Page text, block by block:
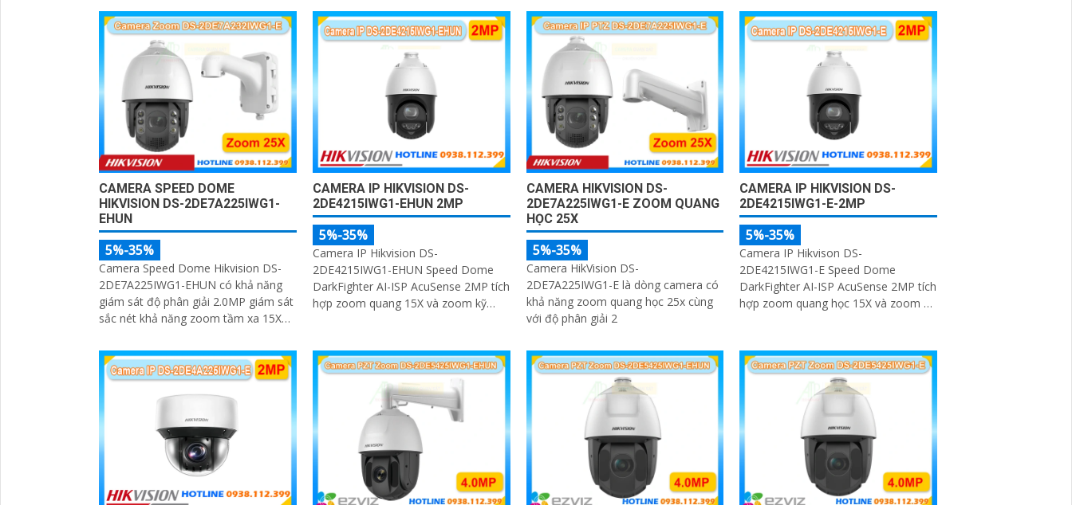
hình ảnh rõ nét ngày đêm
phương tiện chính xát bên cạnh đó là
c và loa dược tích hợp mang đến trãi
nghiệm giám sát có âm thanh
CAMERA SPEED DOME
HIKVISION DS-2DE7A225IWG1-
EHUN
5%-35%
Camera Speed Dome Hikvision DS-
2DE7A225IWG1-EHUN có khả năng
giám sát độ phân giải 2.0MP giám sát
sắc nét khả năng zoom tầm xa 15X
CAMERA IP HIKVISION DS-
2DE4215IWG1-EHUN 2MP
5%-35%
Camera IP Hikvision DS-
2DE4215IWG1-EHUN Speed Dome
DarkFighter AI-ISP AcuSense 2MP tích
hợp zoom quang 15X và zoom kỹ
CAMERA HIKVISION DS-
2DE7A225IWG1-E ZOOM QUANG
HỌC 25X
5%-35%
Camera HikVision DS-
2DE7A225IWG1-E là dòng camera có
khả năng zoom quang học 25x cùng
với độ phân giải 2
CAMERA IP HIKVISION DS-
2DE4215IWG1-E-2MP
5%-35%
Camera IP Hikvison DS-
2DE4215IWG1-E Speed Dome
DarkFighter AI-ISP AcuSense 2MP tích
hợp zoom quang học 15X và zoom kỹ
chủ động